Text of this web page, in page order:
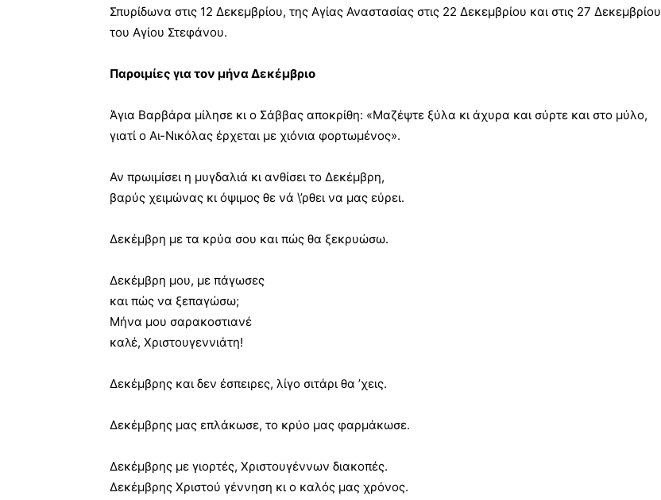
Σπυρίδωνα στις 12 Δεκεμβρίου, της Αγίας Αναστασίας στις 22 Δεκεμβρίου και στις 27 Δεκεμβρίου
του Αγίου Στεφάνου.
Παροιμίες για τον μήνα Δεκέμβριο
Άγια Βαρβάρα μίλησε κι ο Σάββας αποκρίθη: «Μαζέψτε ξύλα κι άχυρα και σύρτε και στο μύλο,
γιατί ο Αι-Νικόλας έρχεται με χιόνια φορτωμένος».
Αν πρωιμίσει η μυγδαλιά κι ανθίσει το Δεκέμβρη,
βαρύς χειμώνας κι όψιμος θε νά \’ρθει να μας εύρει.
Δεκέμβρη με τα κρύα σου και πώς θα ξεκρυώσω.
Δεκέμβρη μου, με πάγωσες
και πώς να ξεπαγώσω;
Μήνα μου σαρακοστιανέ
καλέ, Χριστουγεννιάτη!
Δεκέμβρης και δεν έσπειρες, λίγο σιτάρι θα ’χεις.
Δεκέμβρης μας επλάκωσε, το κρύο μας φαρμάκωσε.
Δεκέμβρης με γιορτές, Χριστουγέννων διακοπές.
Δεκέμβρης Χριστού γέννηση κι ο καλός μας χρόνος.